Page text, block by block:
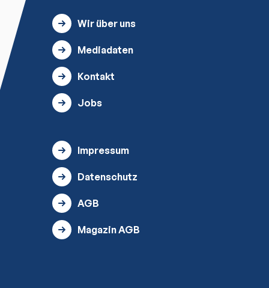
Wir über uns
Mediadaten
Kontakt
Jobs
Impressum
Datenschutz
AGB
Magazin AGB